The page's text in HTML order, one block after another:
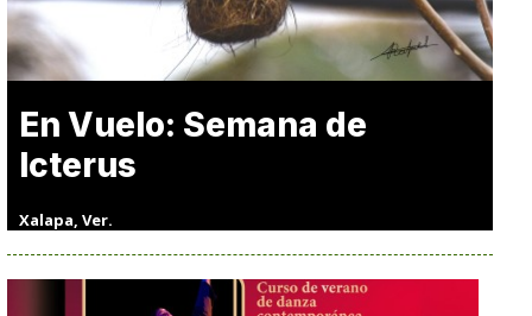
En Vuelo: Semana de
Icterus
Xalapa, Ver.